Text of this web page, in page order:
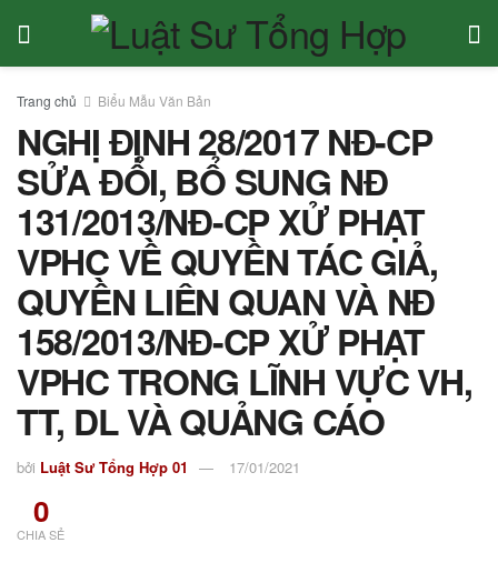
Trang chủ Biểu Mẫu Văn Bản
NGHỊ ĐỊNH 28/2017 NĐ-CP
SỬA ĐỔI, BỔ SUNG NĐ
131/2013/NĐ-CP XỬ PHẠT
VPHC VỀ QUYỀN TÁC GIẢ,
QUYỀN LIÊN QUAN VÀ NĐ
158/2013/NĐ-CP XỬ PHẠT
VPHC TRONG LĨNH VỰC VH,
TT, DL VÀ QUẢNG CÁO
bởi Luật Sư Tổng Hợp 01 17/01/2021
0
CHIA SẺ